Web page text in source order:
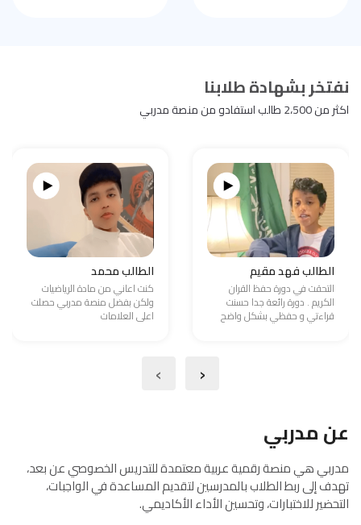
نفتخر بشهادة طلابنا
اكثر من 2،500 طالب استفادو من منصة مدربي
الطالب فهد مقيم
التحقت في دورة حفظ القران
الكريم . دورة رائعة جدا حسنت
قراءتي و حفظي بشكل واضح
الطالب محمد
كنت اعاني من مادة الرياضيات
ولكن بفضل منصة مدربي حصلت
اعلى العلامات
‹
›
عن مدربي
مدربي هي منصة رقمية عربية معتمدة للتدريس الخصوصي عن بعد،
تهدف إلى ربط الطلاب بالمدرسين لتقديم المساعدة في الواجبات،
التحضير للاختبارات، وتحسين الأداء الأكاديمي.